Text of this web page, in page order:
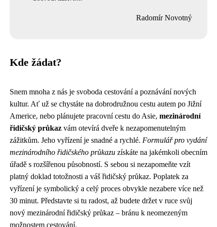
Radomír Novotný
Kde žádat?
Snem mnoha z nás je svoboda cestování a poznávání nových
kultur. Ať už se chystáte na dobrodružnou cestu autem po Jižní
Americe, nebo plánujete pracovní cestu do Asie, mezinárodní
řidičský průkaz vám otevírá dveře k nezapomenutelným
zážitkům. Jeho vyřízení je snadné a rychlé. Formulář pro vydání
mezinárodního řidičského průkazu získáte na jakémkoli obecním
úřadě s rozšířenou působností. S sebou si nezapomeňte vzít
platný doklad totožnosti a váš řidičský průkaz. Poplatek za
vyřízení je symbolický a celý proces obvykle nezabere více než
30 minut. Představte si tu radost, až budete držet v ruce svůj
nový mezinárodní řidičský průkaz – bránu k neomezeným
možnostem cestování.